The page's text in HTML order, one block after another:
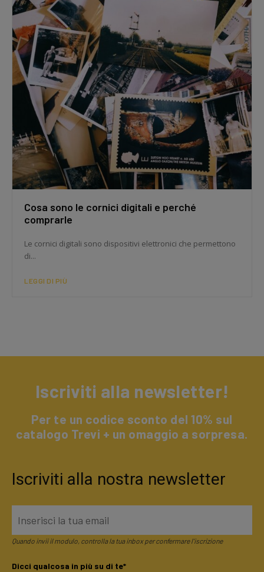
Cosa sono le cornici digitali e perché
comprarle
Le cornici digitali sono dispositivi elettronici che permettono
di...
LEGGI DI PIÙ
Iscriviti alla newsletter!
Per te un codice sconto del 10% sul
catalogo Trevi + un omaggio a sorpresa.
Iscriviti alla nostra newsletter
Quando invii il modulo, controlla la tua inbox per confermare l'iscrizione
Dicci qualcosa in più su di te*